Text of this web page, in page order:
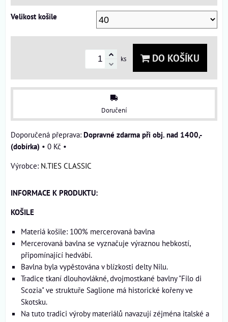
Velikost košile
ks DO KOŠÍKU
Doručení
Dopravné zdarma při obj. nad 1400,-
(dobírka) • 0 Kč •
Výrobce: N.TIES CLASSIC
INFORMACE K PRODUKTU:
KOŠILE
Materiá košile: 100% mercerovaná bavlna
Mercerovaná bavlna se vyznačuje výraznou hebkostí,
připomínající hedvábí.
Bavlna byla vypěstována v blízkosti delty Nilu.
Tradice tkaní dlouhovlákné, dvojmostkané bavlny "Filo di
Scozia" ve struktuře Saglione má historické kořeny ve
Skotsku.
Na tuto tradici výroby materiálů navazují zéjména italské a